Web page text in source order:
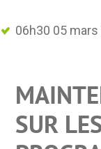
06h30 05 mars
SUR